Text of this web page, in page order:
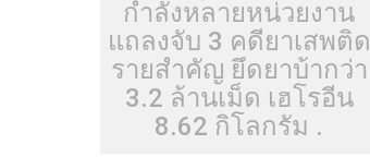
กำลังหลายหน่วยงาน
แถลงจับ 3 คดียาเสพติด
รายสำคัญ ยึดยาบ้ากว่า
3.2 ล้านเม็ด เฮโรอีน
8.62 กิโลกรัม .